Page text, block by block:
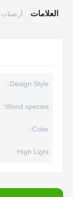
العلامات
Design Style::
Wood species::
Color::
High Light: